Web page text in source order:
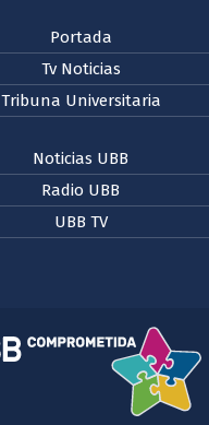
Portada
Tv Noticias
Tribuna Universitaria
Noticias UBB
Radio UBB
UBB TV